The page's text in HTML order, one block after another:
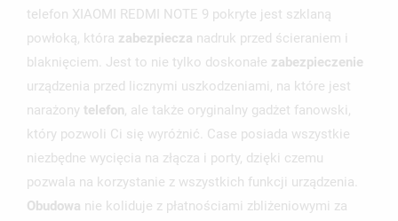
telefon XIAOMI REDMI NOTE 9 pokryte jest szklaną
powłoką, która zabezpiecza nadruk przed ścieraniem i
blaknięciem. Jest to nie tylko doskonałe zabezpieczenie
urządzenia przed licznymi uszkodzeniami, na które jest
narażony telefon, ale także oryginalny gadżet fanowski,
który pozwoli Ci się wyróżnić. Case posiada wszystkie
niezbędne wycięcia na złącza i porty, dzięki czemu
pozwala na korzystanie z wszystkich funkcji urządzenia.
Obudowa nie koliduje z płatnościami zbliżeniowymi za